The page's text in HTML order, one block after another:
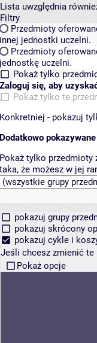
Lista uwzględnia
Filtry
Przedmioty
innej jednostki uczelni.
Przedmioty
jednostkę uczelni.
Pokaż tylko
Zaloguj się, aby
Pokaż tylko te
Konkretniej - pokazuj
Dodatkowo
Pokaż tylko przedmioty
taka, że możesz w jej
pokazuj grupy
pokazuj skrócony
pokazuj cykle i
Jeśli chcesz zmienić te
Pokaż opcje